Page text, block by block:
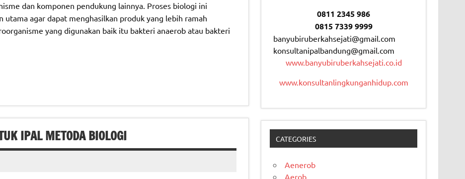
dan komponen pendukung lainnya. Proses biologi ini
agar dapat menghasilkan produk yang lebih ramah
yang digunakan baik itu bakteri anaerob atau bakteri
IPAL METODA BIOLOGI
0811 2345 986
0815 7339 9999
banyubiruberkahsejati@gmail.com
konsultanipalbandung@gmail.com
www.banyubiruberkahsejati.co.id
www.konsultanlingkunganhidup.com
CATEGORIES
Aenerob
Aerob